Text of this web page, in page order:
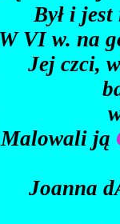
Był i
W VI w. na
Jej czci,
Malowali ją
Joanna